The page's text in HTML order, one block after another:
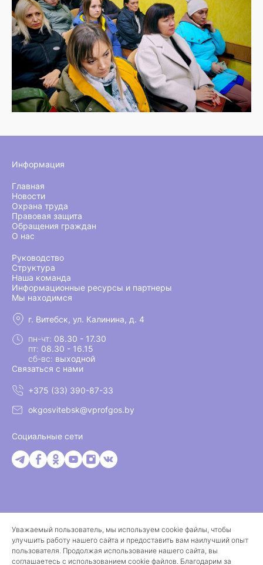
Уважаемый пользователь, мы используем cookie файлы, чтобы
улучшить работу нашего сайта и предоставить вам наилучший опыт
пользователя. Продолжая использование нашего сайта, вы
соглашаетесь с использованием cookie файлов. Благодарим за
Информация
Главная
Новости
Охрана труда
Правовая защита
Обращения граждан
О нас
Руководство
Структура
Наша команда
Информационные ресурсы и партнеры
Мы находимся
г. Витебск, ул. Калинина, д. 4
пн-чт: 08.30 - 17.30
пт: 08.30 - 16.15
сб-вс: выходной
Связаться с нами
+375 (33) 390-87-33
okgosvitebsk@vprofgos.by
Социальные сети
© 2026 Витебская областная организация белорусского
профессионального союза работников государственных и
других учреждений